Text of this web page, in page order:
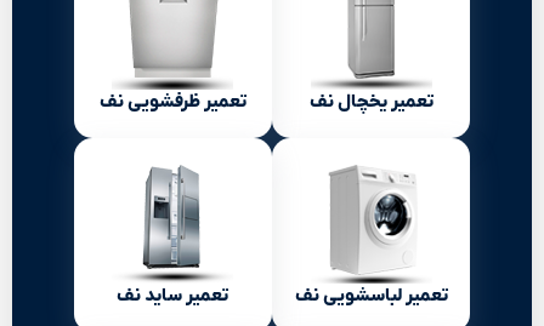
تعمیر یخچال نف تعمیر ظرفشویی نف
تعمیر لباسشویی نف تعمیر ساید نف